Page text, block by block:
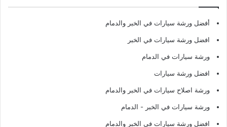
أفضل ورشة سيارات في الخبر والدمام
افضل ورشة سيارات في الخبر
ورشة سيارات في الدمام
افضل ورشة سيارات
ورشة اصلاح سيارات في الخبر والدمام
ورشة سيارات في الخبر - الدمام
افضل ورشة سيارات في الخبر والدمام